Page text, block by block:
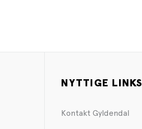
NYTTIGE LINKS
Kontakt Gyldendal